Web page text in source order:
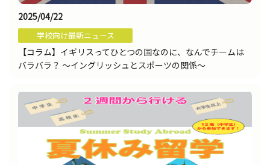
2025/04/22
学校向け最新ニュース
【コラム】イギリスってひとつの国なのに、なんでチームは
バラバラ？ 〜イングリッシュとスポーツの関係〜